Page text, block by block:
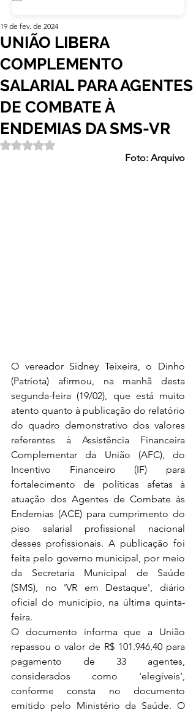
UNIÃO LIBERA
COMPLEMENTO
SALARIAL PARA AGENTES
DE COMBATE À
ENDEMIAS DA SMS-VR
19 de fev. de 2024
Avaliado com NaN de 5 estrelas.
Foto: Arquivo
O vereador Sidney Teixeira, o Dinho
(Patriota) afirmou, na manhã desta
segunda-feira (19/02), que está muito
atento quanto à publicação do relatório
do quadro demonstrativo dos valores
referentes à Assistência Financeira
Complementar da União (AFC), do
Incentivo Financeiro (IF) para
fortalecimento de políticas afetas à
atuação dos Agentes de Combate às
Endemias (ACE) para cumprimento do
piso salarial profissional nacional
desses profissionais. A publicação foi
feita pelo governo municipal, por meio
da Secretaria Municipal de Saúde
(SMS), no 'VR em Destaque', diário
oficial do município, na última quinta-
feira.
O documento informa que a União
repassou o valor de R$ 101.946,40 para
pagamento de 33 agentes,
considerados como 'elegíveis',
conforme consta no documento
emitido pelo Ministério da Saúde. O